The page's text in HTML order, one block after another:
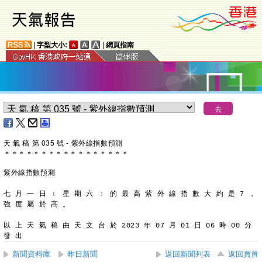
字型大小: 網頁指南
天 氣 稿 第 035 號 - 紫外線指數預測
＊ ＊ ＊ ＊ ＊ ＊ ＊ ＊ ＊ ＊ ＊ ＊ ＊ ＊ ＊ ＊ ＊
紫外線指數預測
七 月 一 日 ﹝ 星 期 六 ﹞ 的 最 高 紫 外 線 指 數 大 約 是 7 ，
強 度 屬 於 高 。
以 上 天 氣 稿 由 天 文 台 於 2023 年 07 月 01 日 06 時 00 分
發 出
新聞資料庫 昨日新聞 返回新聞列表 返回頁首